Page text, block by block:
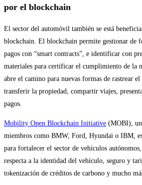
por el blockchain
El sector del automóvil también se está
blockchain. El blockchain permite gestionar de
pagos con “smart contracts”, e identificar con
materiales para certificar el cumplimiento de la
abre el camino para nuevas formas de rastrear
transferir la propiedad, compartir viajes,
pagos.
Mobility Open Blockchain Initiative (MOBI),
miembros como BMW, Ford, Hyundai o IBM,
para fortalecer el sector de vehículos
respecta a la identidad del vehículo, seguro y
tokenización de créditos de carbono y mucho